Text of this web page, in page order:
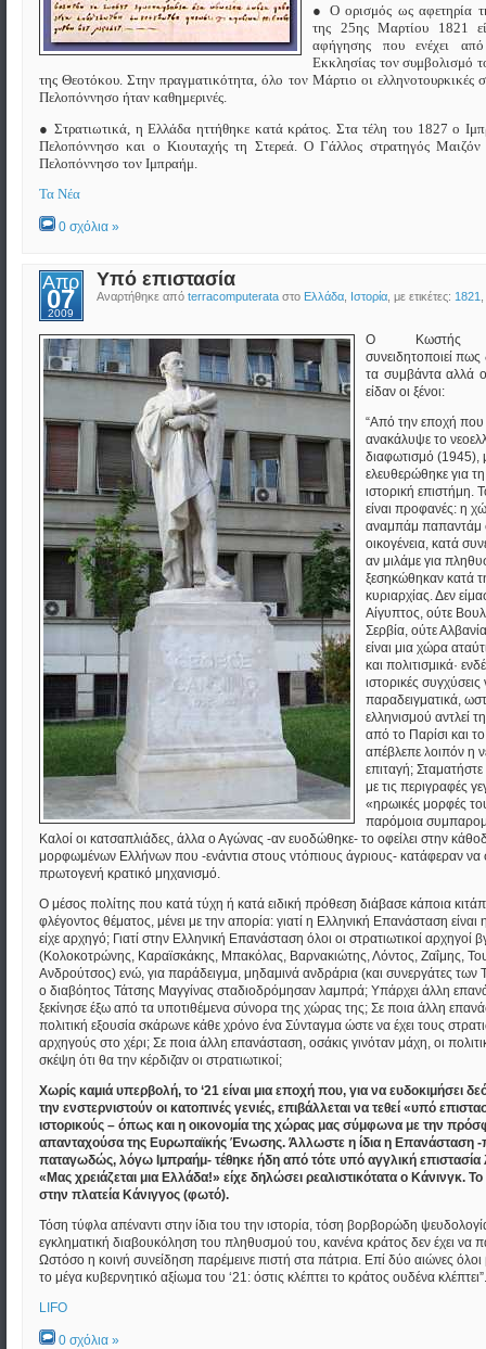
● Ο ορισμός ως αφετηρία
της 25ης Μαρτίου 1821
αφήγησης που ενέχει
Εκκλησίας τον συμβολισμό
της Θεοτόκου. Στην πραγματικότητα, όλο τον Μάρτιο οι ελληνοτουρκικές
Πελοπόννησο ήταν καθημερινές.
● Στρατιωτικά, η Ελλάδα ηττήθηκε κατά κράτος. Στα τέλη του 1827 ο
Πελοπόννησο και ο Κιουταχής τη Στερεά. Ο Γάλλος στρατηγός Μαιζόν
Πελοπόννησο τον Ιμπραήμ.
Τα Νέα
0 σχόλια »
Απρ
07
2009
Υπό επιστασία
Αναρτήθηκε από terracomputerataστο Ελλάδα, Ιστορία, με ετικέτες: 1821
Ο Κωστής
συνειδητοποιεί
τα συμβάντα αλλά
είδαν οι ξένοι:
“Από την εποχή
ανακάλυψε το
διαφωτισμό (1945),
ελευθερώθηκε για
ιστορική επιστήμη.
είναι προφανές: η
αναμπάμ παπαντάμ
οικογένεια, κατά
αν μιλάμε για
ξεσηκώθηκαν κατά
κυριαρχίας. Δεν
Αίγυπτος, ούτε
Σερβία, ούτε
είναι μια χώρα
και πολιτισμικά·
ιστορικές
παραδειγματικά,
ελληνισμού αντλεί
από το Παρίσι και
απέβλεπε λοιπόν η
επιταγή; Σταματήστε
με τις περιγραφές
«ηρωικές μορφές
παρόμοια
Καλοί οι κατσαπλιάδες, άλλα ο Αγώνας -αν ευοδώθηκε- το οφείλει στην
μορφωμένων Ελλήνων που -ενάντια στους ντόπιους άγριους- κατάφεραν να
πρωτογενή κρατικό μηχανισμό.
Ο μέσος πολίτης που κατά τύχη ή κατά ειδική πρόθεση διάβασε κάποια
φλέγοντος θέματος, μένει με την απορία: γιατί η Ελληνική Επανάσταση
είχε αρχηγό; Γιατί στην Ελληνική Επανάσταση όλοι οι στρατιωτικοί αρχηγοί
(Κολοκοτρώνης, Καραϊσκάκης, Μπακόλας, Βαρνακιώτης, Λόντος, Ζαΐμης,
Ανδρούτσος) ενώ, για παράδειγμα, μηδαμινά ανδράρια (και συνεργάτες
ο διαβόητος Τάτσης Μαγγίνας σταδιοδρόμησαν λαμπρά; Υπάρχει άλλη
ξεκίνησε έξω από τα υποτιθέμενα σύνορα της χώρας της; Σε ποια άλλη
πολιτική εξουσία σκάρωνε κάθε χρόνο ένα Σύνταγμα ώστε να έχει τους
αρχηγούς στο χέρι; Σε ποια άλλη επανάσταση, οσάκις γινόταν μάχη, οι
σκέψη ότι θα την κέρδιζαν οι στρατιωτικοί;
Χωρίς καμιά υπερβολή, το ‘21 είναι μια εποχή που, για να ευδοκιμήσει
την ενστερνιστούν οι κατοπινές γενιές, επιβάλλεται να τεθεί «υπό
ιστορικούς – όπως και η οικονομία της χώρας μας σύμφωνα με την
απανταχούσα της Ευρωπαϊκής Ένωσης. Άλλωστε η ίδια η Επανάσταση -
παταγωδώς, λόγω Ιμπραήμ- τέθηκε ήδη από τότε υπό αγγλική
«Μας χρειάζεται μια Ελλάδα!» είχε δηλώσει ρεαλιστικότατα ο Κάνινγκ. Το
στην πλατεία Κάνιγγος (φωτό).
Τόση τύφλα απέναντι στην ίδια του την ιστορία, τόση βορβορώδη
εγκληματική διαβουκόληση του πληθυσμού του, κανένα κράτος δεν έχει να
Ωστόσο η κοινή συνείδηση παρέμεινε πιστή στα πάτρια. Επί δύο αιώνες όλοι
το μέγα κυβερνητικό αξίωμα του ‘21: όστις κλέπτει το κράτος ουδένα κλέπτει”.
LIFO
0 σχόλια »